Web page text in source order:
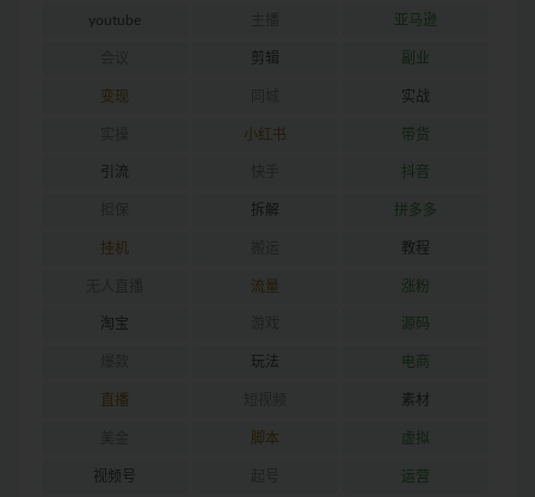
youtube 亚马逊
剪辑 副业
变现 实战
小红书 带货
引流 抖音
拆解 拼多多
挂机 教程
流量 涨粉
淘宝 源码
玩法 电商
直播 素材
脚本 虚拟
视频号 运营